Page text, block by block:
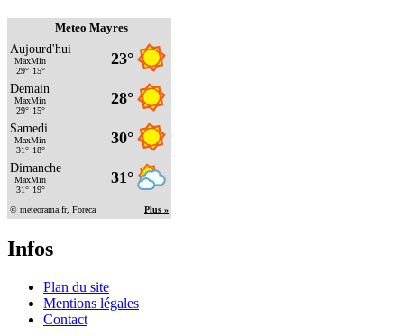
Meteo Mayres
Infos
Plan du site
Mentions légales
Contact